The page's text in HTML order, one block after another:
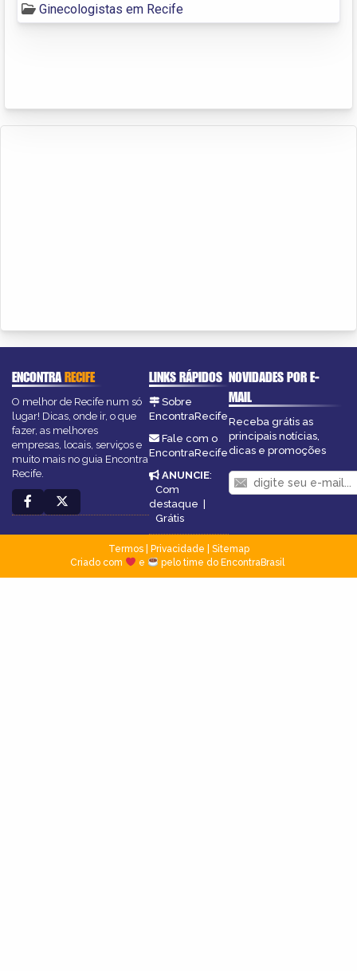
Ginecologistas em Recife
ENCONTRARECIFE
O melhor de Recife num só
lugar! Dicas, onde ir, o que
fazer, as melhores
empresas, locais, serviços e
muito mais no guia Encontra
Recife.
LINKS RÁPIDOS
Sobre
EncontraRecife
Fale com o
EncontraRecife
ANUNCIE:
Com
destaque |
Grátis
NOVIDADES POR E-
MAIL
Receba grátis as
principais notícias,
dicas e promoções
Termos| Privacidade
Sitemap
Criado com
e pelo time do EncontraBrasil